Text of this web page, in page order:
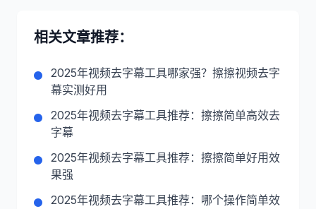
相关文章推荐：
2025年视频去字幕工具哪家强？擦擦视频去字
幕实测好用
2025年视频去字幕工具推荐：擦擦简单高效去
字幕
2025年视频去字幕工具推荐：擦擦简单好用效
果强
2025年视频去字幕工具推荐：哪个操作简单效